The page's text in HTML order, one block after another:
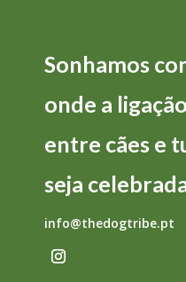
Sonhamos
onde a ligação
entre cães e
seja
info@thedogtribe.pt